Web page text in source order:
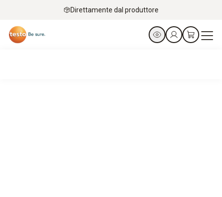
Direttamente dal produttore